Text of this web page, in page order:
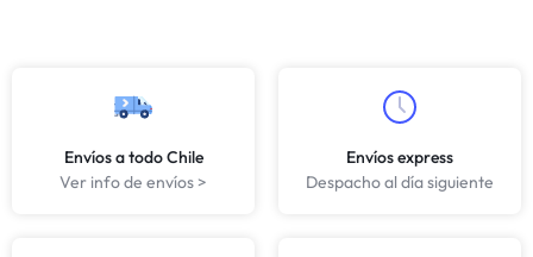
Envíos a todo Chile
Ver info de envíos >
Envíos express
Despacho al día siguiente